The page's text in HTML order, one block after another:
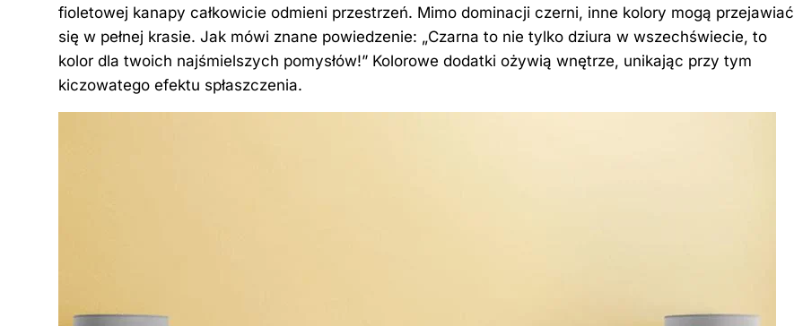
fioletowej kanapy całkowicie odmieni przestrzeń. Mimo dominacji czerni, inne kolory mogą przejawiać
się w pełnej krasie. Jak mówi znane powiedzenie: „Czarna to nie tylko dziura w wszechświecie, to
kolor dla twoich najśmielszych pomysłów!” Kolorowe dodatki ożywią wnętrze, unikając przy tym
kiczowatego efektu spłaszczenia.